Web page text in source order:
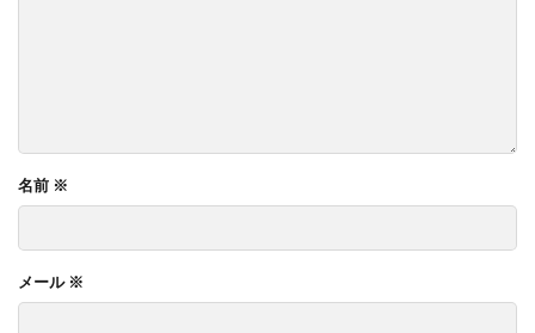
名前 ※
メール ※
OnlyOne モデルノX ライン
OnlyOne ラ･クローヌ スクエア ライト